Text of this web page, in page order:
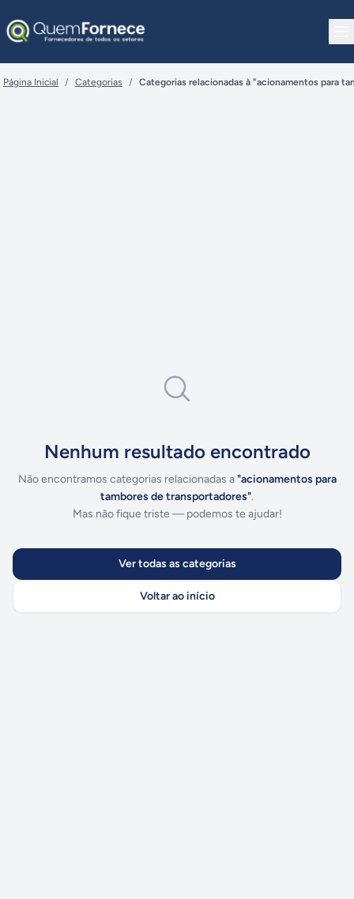
Página Inicial / Categorias / Categorias relacionadas à "acionamentos para
Nenhum resultado encontrado
Não encontramos categorias relacionadas a"acionamentos para
tambores de transportadores".
Mas não fique triste — podemos te ajudar!
Ver todas as categorias
Voltar ao início